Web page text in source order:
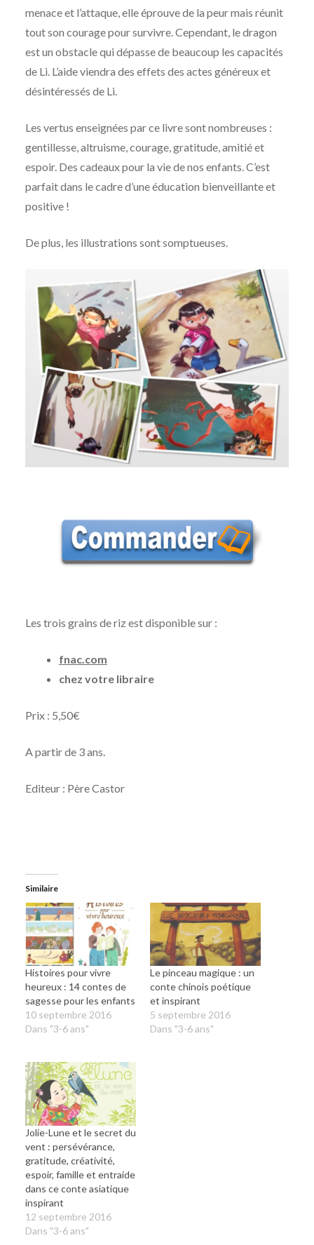
menace et l’attaque, elle éprouve de la peur mais réunit
tout son courage pour survivre. Cependant, le dragon
est un obstacle qui dépasse de beaucoup les capacités
de Li. L’aide viendra des effets des actes généreux et
désintéressés de Li.
Les vertus enseignées par ce livre sont nombreuses :
gentillesse, altruisme, courage, gratitude, amitié et
espoir. Des cadeaux pour la vie de nos enfants. C’est
parfait dans le cadre d’une éducation bienveillante et
positive !
De plus, les illustrations sont somptueuses.
Les trois grains de riz est disponible sur :
fnac.com
chez votre libraire
Prix : 5,50€
A partir de 3 ans.
Editeur : Père Castor
Similaire
Histoires pour vivre
heureux : 14 contes de
sagesse pour les enfants
10 septembre 2016
Dans "3-6 ans"
Le pinceau magique : un
conte chinois poétique
et inspirant
5 septembre 2016
Dans "3-6 ans"
Jolie-Lune et le secret du
vent : persévérance,
gratitude, créativité,
espoir, famille et entraide
dans ce conte asiatique
inspirant
12 septembre 2016
Dans "3-6 ans"